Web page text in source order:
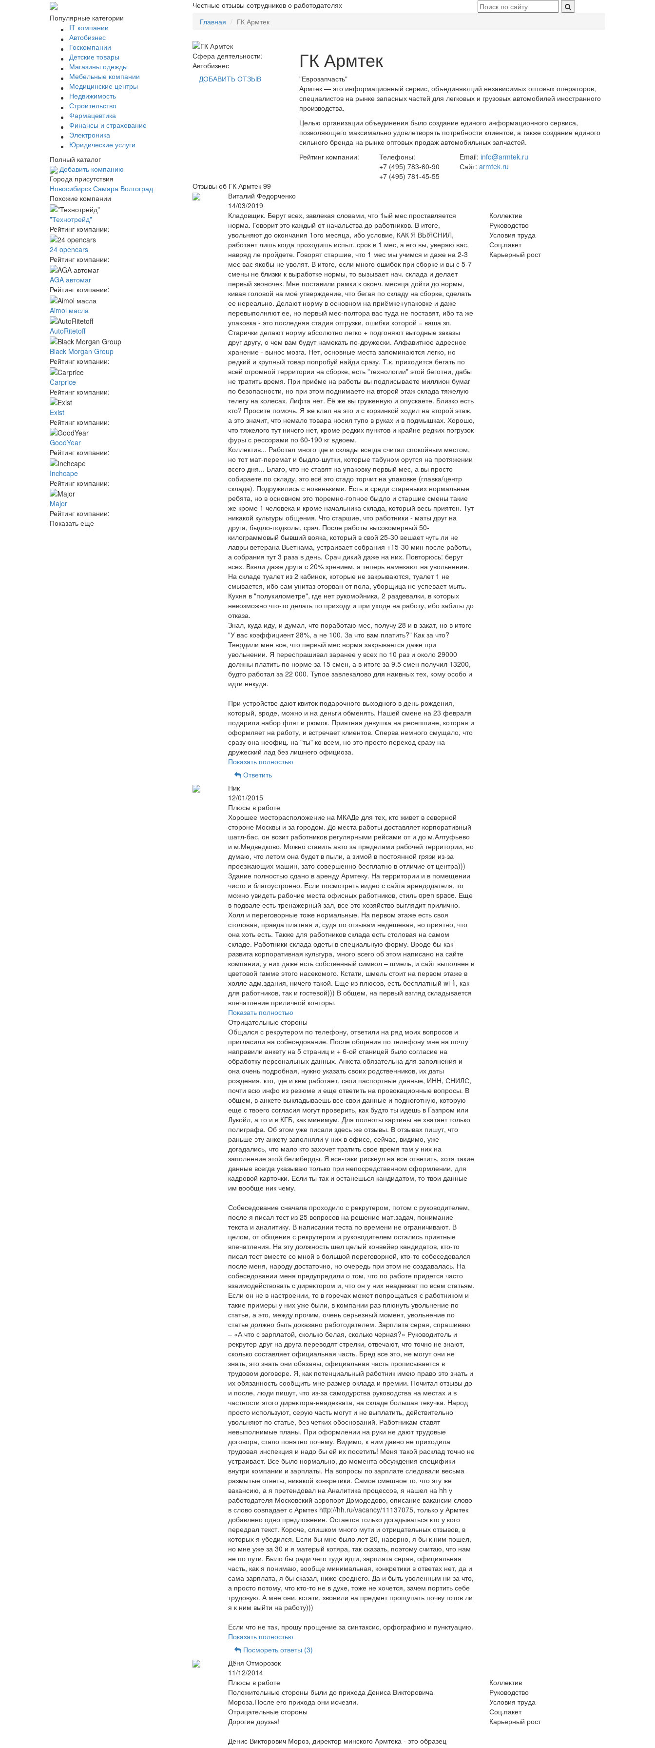
Честные отзывы сотрудников о работодателях
Популярные категории
IT компании
Автобизнес
Госкомпании
Детские товары
Магазины одежды
Мебельные компании
Медицинские центры
Недвижимость
Строительство
Фармацевтика
Финансы и страхование
Электроника
Юридические услуги
Полный каталог
Добавить компанию
Города присутствия
Новосибирск Самара Волгоград
Похожие компании
"Технотрейд"
Рейтинг компании:
24 opencars
Рейтинг компании:
AGA автомаг
Рейтинг компании:
Aimol масла
AutoRitetoff
Black Morgan Group
Рейтинг компании:
Carprice
Рейтинг компании:
Exist
Рейтинг компании:
GoodYear
Рейтинг компании:
Inchcape
Рейтинг компании:
Major
Рейтинг компании:
Показать еще
Главная ГК Армтек
Сфера деятельности:
Автобизнес
ДОБАВИТЬ ОТЗЫВ
ГК Армтек
"Еврозапчасть"
Армтек — это информационный сервис, объединяющий независимых оптовых операторов,
специалистов на рынке запасных частей для легковых и грузовых автомобилей иностранного
производства.
Целью организации объединения было создание единого информационного сервиса,
позволяющего максимально удовлетворять потребности клиентов, а также создание единого
сильного бренда на рынке оптовых продаж автомобильных запчастей.
Рейтинг компании:
Телефоны:
+7 (495) 783-60-90
+7 (495) 781-45-55
Email: info@armtek.ru
Сайт: armtek.ru
Отзывы об ГК Армтек 99
Виталий Федорченко
14/03/2019
Кладовщик. Берут всех, завлекая словами, что 1ый мес проставляется
норма. Говорит это каждый от начальства до работников. В итоге,
увольняют до окончания 1ого месяца, ибо условие, КАК Я ВЫЯСНИЛ,
работает лишь когда проходишь испыт. срок в 1 мес, а его вы, уверяю вас,
навряд ле пройдете. Говорят старшие, что 1 мес мы учимся и даже на 2-3
мес вас якобы не уволят. В итоге, если много ошибок при сборке и вы с 5-7
смены не близки к выработке нормы, то вызывает нач. склада и делает
первый звоночек. Мне поставили рамки к оконч. месяца дойти до нормы,
кивая головой на моё утверждение, что бегая по складу на сборке, сделать
ее нереально. Делают норму в основном на приёмке+упаковке и даже
перевыполняют ее, но первый мес-полтора вас туда не поставят, ибо та же
упаковка - это последняя стадия отгрузки, ошибки которой = ваша зп.
Старички делают норму абсолютно легко + подгоняют выгодные заказы
друг другу, о чем вам будут намекать по-дружески. Алфавитное адресное
хранение - вынос мозга. Нет, основные места запоминаются легко, но
редкий и крупный товар попробуй найди сразу. Т.к. приходится бегать по
всей огромной территории на сборке, есть "технологии" этой беготни, дабы
не тратить время. При приёме на работы вы подписываете миллион бумаг
по безопасности, но при этом поднимаете на второй этаж склада тяжелую
телегу на колесах. Лифта нет. Её же вы груженную и опускаете. Близко есть
кто? Просите помочь. Я же клал на это и с корзинкой ходил на второй этаж,
а это значит, что немало товара носил тупо в руках и в подмышках. Хорошо,
что тяжелого тут ничего нет, кроме редких пунктов и крайне редких погрузок
фуры с рессорами по 60-190 кг вдвоем.
Коллектив... Работал много где и склады всегда считал спокойным местом,
но тот мат-перемат и быдло-шутки, которые табуном орутся на протяжении
всего дня... Благо, что не ставят на упаковку первый мес, а вы просто
собираете по складу, это всё это стадо торчит на упаковке (главка/центр
склада). Подружились с новенькими. Есть и среди стареньких нормальные
ребята, но в основном это тюремно-гопное быдло и старшие смены такие
же кроме 1 человека и кроме начальника склада, который весь приятен. Тут
никакой культуры общения. Что старшие, что работники - маты друг на
друга, быдло-подколы, срач. После работы высокомерный 50-
килограммовый бывший вояка, который в свой 25-30 вешает чуть ли не
лавры ветерана Вьетнама, устраивает собрания +15-30 мин после работы,
а собрания тут 3 раза в день. Срач дикий даже на них. Повторюсь: берут
всех. Взяли даже друга с 20% зрением, а теперь намекают на увольнение.
На складе туалет из 2 кабинок, которые не закрываются, туалет 1 не
смывается, ибо сам унитаз оторван от пола, уборщица не успевает мыть.
Кухня в "полукилометре", где нет рукомойника, 2 раздевалки, в которых
невозможно что-то делать по приходу и при уходе на работу, ибо забиты до
отказа.
Знал, куда иду, и думал, что поработаю мес, получу 28 и в закат, но в итоге
"У вас коэффициент 28%, а не 100. За что вам платить?" Как за что?
Твердили мне все, что первый мес норма закрывается даже при
увольнении. Я переспрашивал заранее у всех по 10 раз и около 29000
должны платить по норме за 15 смен, а в итоге за 9.5 смен получил 13200,
будто работал за 22 000. Тупое завлекалово для наивных тех, кому особо и
идти некуда.
При устройстве дают квиток подарочного выходного в день рождения,
который, вроде, можно и на деньги обменять. Нашей смене на 23 февраля
подарили набор фляг и рюмок. Приятная девушка на ресепшине, которая и
оформляет на работу, и встречает клиентов. Сперва немного смущало, что
сразу она неофиц. на "ты" ко всем, но это просто переход сразу на
дружеский лад без лишнего официоза.
Показать полностью
Коллектив
Руководство
Условия труда
Соц.пакет
Карьерный рост
Ответить
Ник
12/01/2015
Плюсы в работе
Хорошее месторасположение на МКАДе для тех, кто живет в северной
стороне Москвы и за городом. До места работы доставляет корпоративный
шатл-бас, он возит работников регулярными рейсами от и до м.Алтуфьево
и м.Медведково. Можно ставить авто за пределами рабочей территории, но
думаю, что летом она будет в пыли, а зимой в постоянной грязи из-за
проезжающих машин, зато совершенно бесплатно в отличие от центра)))
Здание полностью сдано в аренду Армтеку. На территории и в помещении
чисто и благоустроено. Если посмотреть видео с сайта арендодателя, то
можно увидеть рабочие места офисных работников, стиль open space. Еще
в подвале есть тренажерный зал, все это хозяйство выглядит прилично.
Холл и переговорные тоже нормальные. На первом этаже есть своя
столовая, правда платная и, судя по отзывам недешевая, но приятно, что
она хоть есть. Также для работников склада есть столовая на самом
складе. Работники склада одеты в специальную форму. Вроде бы как
развита корпоративная культура, много всего об этом написано на сайте
компании, у них даже есть собственный символ – шмель, и сайт выполнен в
цветовой гамме этого насекомого. Кстати, шмель стоит на первом этаже в
холле адм.здания, ничего такой. Еще из плюсов, есть бесплатный wi-fi, как
для работников, так и гостевой))) В общем, на первый взгляд складывается
впечатление приличной конторы.
Показать полностью
Отрицательные стороны
Общался с рекрутером по телефону, ответили на ряд моих вопросов и
пригласили на собеседование. После общения по телефону мне на почту
направили анкету на 5 страниц и + 6-ой станицей было согласие на
обработку персональных данных. Анкета обязательна для заполнения и
она очень подробная, нужно указать своих родственников, их даты
рождения, кто, где и кем работает, свои паспортные данные, ИНН, СНИЛС,
почти всю инфо из резюме и еще ответить на провокационные вопросы. В
общем, в анкете выкладываешь все свои данные и подноготную, которую
еще с твоего согласия могут проверить, как будто ты идешь в Газпром или
Лукойл, а то и в КГБ, как минимум. Для полноты картины не хватает только
полиграфа. Об этом уже писали здесь же отзывы. В отзывах пишут, что
раньше эту анкету заполняли у них в офисе, сейчас, видимо, уже
догадались, что мало кто захочет тратить свое время там у них на
заполнение этой белиберды. Я все-таки рискнул на все ответить, хотя такие
данные всегда указываю только при непосредственном оформлении, для
кадровой карточки. Если ты так и останешься кандидатом, то твои данные
им вообще ник чему.
Собеседование сначала проходило с рекрутером, потом с руководителем,
после я писал тест из 25 вопросов на решение мат.задач, понимание
текста и аналитику. В написании теста по времени не ограничивают. В
целом, от общения с рекрутером и руководителем остались приятные
впечатления. На эту должность шел целый конвейер кандидатов, кто-то
писал тест вместе со мной в большой переговорной, кто-то собеседовался
после меня, народу достаточно, но очередь при этом не создавалась. На
собеседовании меня предупредили о том, что по работе придется часто
взаимодействовать с директором и, что он у них неадекват по всем статьям.
Если он не в настроении, то в горечах может попрощаться с работником и
такие примеры у них уже были, в компании раз плюнуть увольнение по
статье, а это, между прочим, очень серьезный момент, увольнение по
статье должно быть доказано работодателем. Зарплата серая, спрашиваю
– «А что с зарплатой, сколько белая, сколько черная?» Руководитель и
рекрутер друг на друга переводят стрелки, отвечают, что точно не знают,
сколько составляет официальная часть. Бред все это, не могут они не
знать, это знать они обязаны, официальная часть прописывается в
трудовом договоре. Я, как потенциальный работник имею право это знать и
их обязанность сообщить мне размер оклада и премии. Почитал отзывы до
и после, люди пишут, что из-за самодурства руководства на местах и в
частности этого директора-неадеквата, на складе большая текучка. Народ
просто используют, серую часть могут и не выплатить, действительно
увольняют по статье, без четких обоснований. Работникам ставят
невыполнимые планы. При оформлении на руки не дают трудовые
договора, стало понятно почему. Видимо, к ним давно не приходила
трудовая инспекция и надо бы ей их посетить! Меня такой расклад точно не
устраивает. Все было нормально, до момента обсуждения специфики
внутри компании и зарплаты. На вопросы по зарплате следовали весьма
размытые ответы, никакой конкретики. Самое смешное то, что эту же
вакансию, а я претендовал на Аналитика процессов, я нашел на hh у
работодателя Московский аэропорт Домодедово, описание вакансии слово
в слово совпадает с Армтек http://hh.ru/vacancy/11137075, только у Армтек
добавлено одно предложение. Остается только догадываться кто у кого
передрал текст. Короче, слишком много мути и отрицательных отзывов, в
которых я убедился. Если бы мне было лет 20, наверно, я бы к ним пошел,
но мне уже за 30 и я матерый котяра, так сказать, поэтому считаю, что нам
не по пути. Было бы ради чего туда идти, зарплата серая, официальная
часть, как я понимаю, вообще минимальная, конкретики в ответах нет, да и
сама зарплата, я бы сказал, ниже среднего. Да и быть уволенным ни за что,
а просто потому, что кто-то не в духе, тоже не хочется, зачем портить себе
трудовую. А мне они, кстати, звонили на предмет прощупать почву готов ли
я к ним выйти на работу)))
Если что не так, прошу прощение за синтаксис, орфографию и пунктуацию.
Показать полностью
Посмореть ответы (3)
Дёня Отморозок
11/12/2014
Плюсы в работе
Положительные стороны были до прихода Дениса Викторовича
Мороза.После его прихода они исчезли.
Отрицательные стороны
Дорогие друзья!
Денис Викторович Мороз, директор минского Армтека - это образец
Коллектив
Руководство
Условия труда
Соц.пакет
Карьерный рост